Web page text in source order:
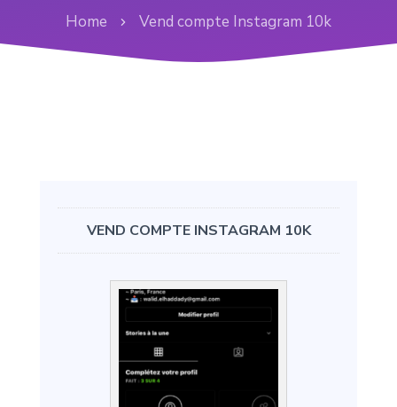
Home Vend compte Instagram 10k
VEND COMPTE INSTAGRAM 10K